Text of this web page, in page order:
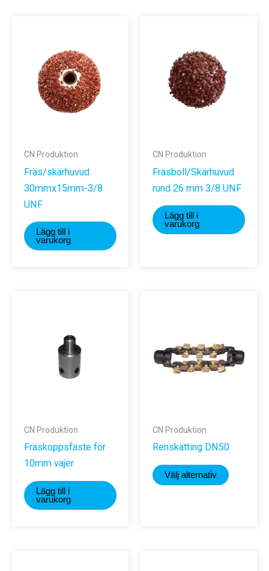
CN Produktion
Fräs/skärhuvud
30mmx15mm-3/8
UNF
Lägg till i
varukorg
CN Produktion
Fräsboll/Skärhuvud
rund 26 mm 3/8 UNF
Lägg till i
varukorg
CN Produktion
Fräskoppsfäste för
10mm vajer
Lägg till i
varukorg
CN Produktion
Renskätting DN50
Välj alternativ
Den